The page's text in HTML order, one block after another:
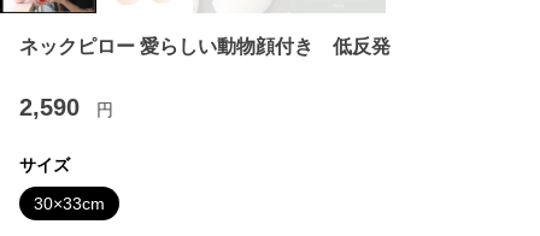
ネックピロー 愛らしい動物顔付き 低反発
2,590 円
サイズ
30×33cm